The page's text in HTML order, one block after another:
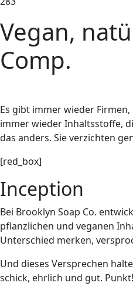
Vegan,
Comp.
Es gibt immer wieder
immer wieder Inhaltsstoffe,
das anders. Sie verzichten
[red_box]
Inception
Bei Brooklyn Soap Co.
pflanzlichen und veganen
Unterschied merken,
Und dieses Versprechen
schick, ehrlich und gut. Punkt!